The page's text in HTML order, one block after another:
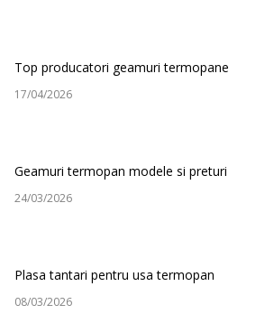
Top producatori geamuri termopane
17/04/2026
Geamuri termopan modele si preturi
24/03/2026
Plasa tantari pentru usa termopan
08/03/2026